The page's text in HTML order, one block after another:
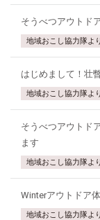
そうべつアウトド
地域おこし協力隊よ
はじめまして！壮
地域おこし協力隊よ
そうべつアウトド
ます
地域おこし協力隊よ
Winterアウトドア
地域おこし協力隊よ